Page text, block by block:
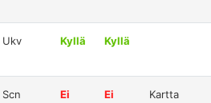
Ukv Kyllä Kyllä
Scn Ei Ei Kartta